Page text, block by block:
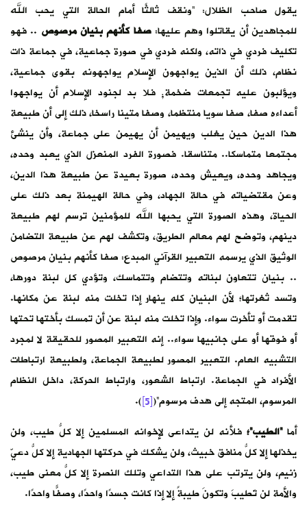
يقول صاحب الظلال: “ونقف ثالثًا أمام الحالة التي يحب الله
للمجاهدين أن يقاتلوا وهم عليها:صفا كأنهم بنيان مرصوص .. فهو
تكليف فردي في ذاته، ولكنه فردي في صورة جماعية، في جماعة ذات
نظام، ذلك أن الذين يواجهون الإسلام يواجهونه بقوى جماعية،
ويؤلبون عليه تجمعات ضخمة; فلا بد لجنود الإسلام أن يواجهوا
أعداءه صفا، صفا سويا منتظما، وصفا متينا راسخا، ذلك إلى أن طبيعة
هذا الدين حين يغلب ويهيمن أن يهيمن على جماعة، وأن ينشئ
مجتمعا متماسكا.. متناسقا. فصورة الفرد المنعزل الذي يعبد وحده،
ويجاهد وحده، ويعيش وحده، صورة بعيدة عن طبيعة هذا الدين،
وعن مقتضياته في حالة الجهاد، وفي حالة الهيمنة بعد ذلك على
الحياة، وهذه الصورة التي يحبها الله للمؤمنين ترسم لهم طبيعة
دينهم، وتوضح لهم معالم الطريق، وتكشف لهم عن طبيعة التضامن
الوثيق الذي يرسمه التعبير القرآني المبدع: صفا كأنهم بنيان مرصوص
.. بنيان تتعاون لبناته وتتضام وتتماسك، وتؤدي كل لبنة دورها،
وتسد ثغرتها؛ لأن البنيان كله ينهار إذا تخلت منه لبنة عن مكانها.
تقدمت أو تأخرت سواء. وإذا تخلت منه لبنة عن أن تمسك بأختها تحتها
أو فوقها أو على جانبيها سواء.. إنه التعبير المصور للحقيقة لا لمجرد
التشبيه العام. التعبير المصور لطبيعة الجماعة، ولطبيعة ارتباطات
الأفراد في الجماعة. ارتباط الشعور، وارتباط الحركة، داخل النظام
المرسوم، المتجه إلى هدف مرسوم”([5]
).
أما“الطيب”؛ فلأنه لن يتداعى لإخوانه المسلمين إلا كلُّ طيب، ولن
يخذلها إلا كلُّ منافق خبيث، ولن يشكك في حركتها الجهادية إلا كلُّ دعيّ
زنيم، ولن يترتب على هذا التداعي وتلك النصرة إلا كلُّ معنى طيب،
والأمة لن تَطيبَ وتكونَ طيبةً إلا إذا كانت جسدًا واحدًا، وصفًّا واحدًا.